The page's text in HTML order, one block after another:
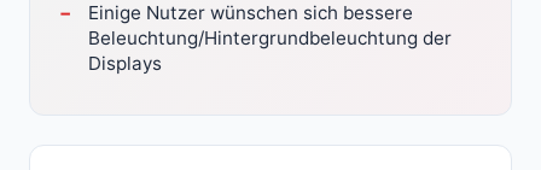
Einige Nutzer wünschen sich bessere
Beleuchtung/Hintergrundbeleuchtung der
Displays